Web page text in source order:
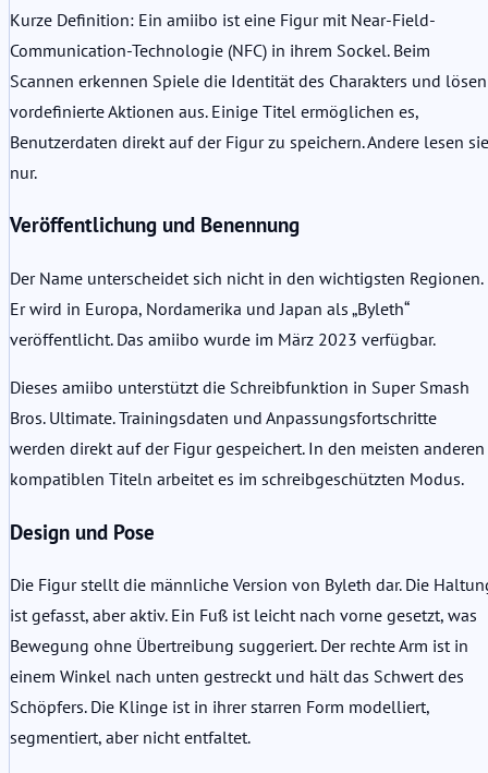
Kurze Definition: Ein amiibo ist eine Figur mit Near-Field-
Communication-Technologie (NFC) in ihrem Sockel. Beim
Scannen erkennen Spiele die Identität des Charakters und lösen
vordefinierte Aktionen aus. Einige Titel ermöglichen es,
Benutzerdaten direkt auf der Figur zu speichern. Andere lesen sie
nur.
Veröffentlichung und Benennung
Der Name unterscheidet sich nicht in den wichtigsten Regionen.
Er wird in Europa, Nordamerika und Japan als „Byleth“
veröffentlicht. Das amiibo wurde im März 2023 verfügbar.
Dieses amiibo unterstützt die Schreibfunktion in Super Smash
Bros. Ultimate. Trainingsdaten und Anpassungsfortschritte
werden direkt auf der Figur gespeichert. In den meisten anderen
kompatiblen Titeln arbeitet es im schreibgeschützten Modus.
Design und Pose
Die Figur stellt die männliche Version von Byleth dar. Die
ist gefasst, aber aktiv. Ein Fuß ist leicht nach vorne gesetzt, was
Bewegung ohne Übertreibung suggeriert. Der rechte Arm ist in
einem Winkel nach unten gestreckt und hält das Schwert des
Schöpfers. Die Klinge ist in ihrer starren Form modelliert,
segmentiert, aber nicht entfaltet.